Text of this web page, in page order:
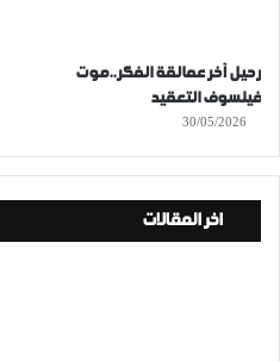
رحيل آخر عمالقة الفكر..موت
فيلسوف التعقيد
30/05/2026
اخر المقالات